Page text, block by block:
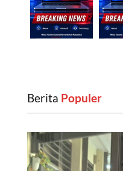
Berita ‎ Populer